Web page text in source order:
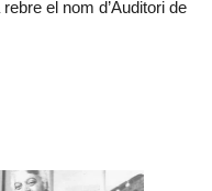
el nom d’Auditori de